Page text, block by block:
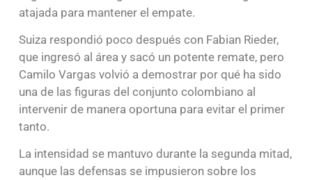
atajada para mantener el empate.
Suiza respondió poco después con Fabian Rieder,
que ingresó al área y sacó un potente remate, pero
Camilo Vargas volvió a demostrar por qué ha sido
una de las figuras del conjunto colombiano al
intervenir de manera oportuna para evitar el primer
tanto.
La intensidad se mantuvo durante la segunda mitad,
aunque las defensas se impusieron sobre los